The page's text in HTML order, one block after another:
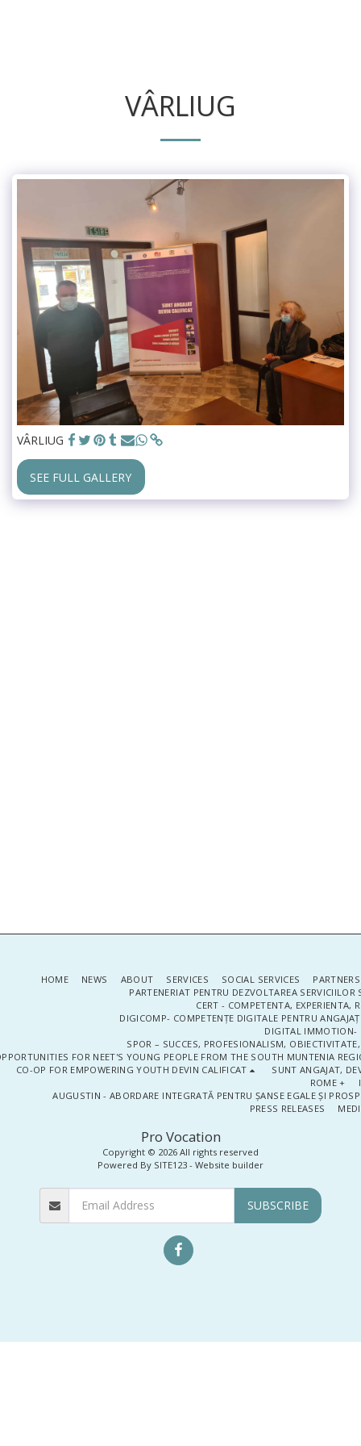
VÂRLIUG
VÂRLIUG
SEE FULL GALLERY
Pro Vocation
Copyright © 2026 All rights reserved
Powered By SITE123 - Website builder
HOME NEWS ABOUT SERVICES SOCIAL SERVICES
PARTENERIAT PENTRU DEZVOLTAREA SERVICIILOR
CERT - COMPETENTA, EXPERIENTA,
DIGICOMP- COMPETENȚE DIGITALE PENTRU
DIGITAL IMMOTION-
SPOR – SUCCES, PROFESIONALISM,
FOR NEET'S YOUNG PEOPLE FROM THE SOUTH MUNTENIA
CO-OP FOR EMPOWERING YOUTH DEVIN CALIFICAT
SUNT ANGAJAT,
ROME +
AUGUSTIN - ABORDARE INTEGRATĂ PENTRU ȘANSE EGALE ȘI
PRESS RELEASES
SUBSCRIBE